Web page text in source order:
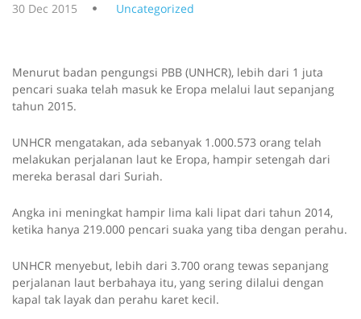
30 Dec 2015 Uncategorized
Menurut badan pengungsi PBB (UNHCR), lebih dari 1 juta
pencari suaka telah masuk ke Eropa melalui laut sepanjang
tahun 2015.
UNHCR mengatakan, ada sebanyak 1.000.573 orang telah
melakukan perjalanan laut ke Eropa, hampir setengah dari
mereka berasal dari Suriah.
Angka ini meningkat hampir lima kali lipat dari tahun 2014,
ketika hanya 219.000 pencari suaka yang tiba dengan perahu.
UNHCR menyebut, lebih dari 3.700 orang tewas sepanjang
perjalanan laut berbahaya itu, yang sering dilalui dengan
kapal tak layak dan perahu karet kecil.